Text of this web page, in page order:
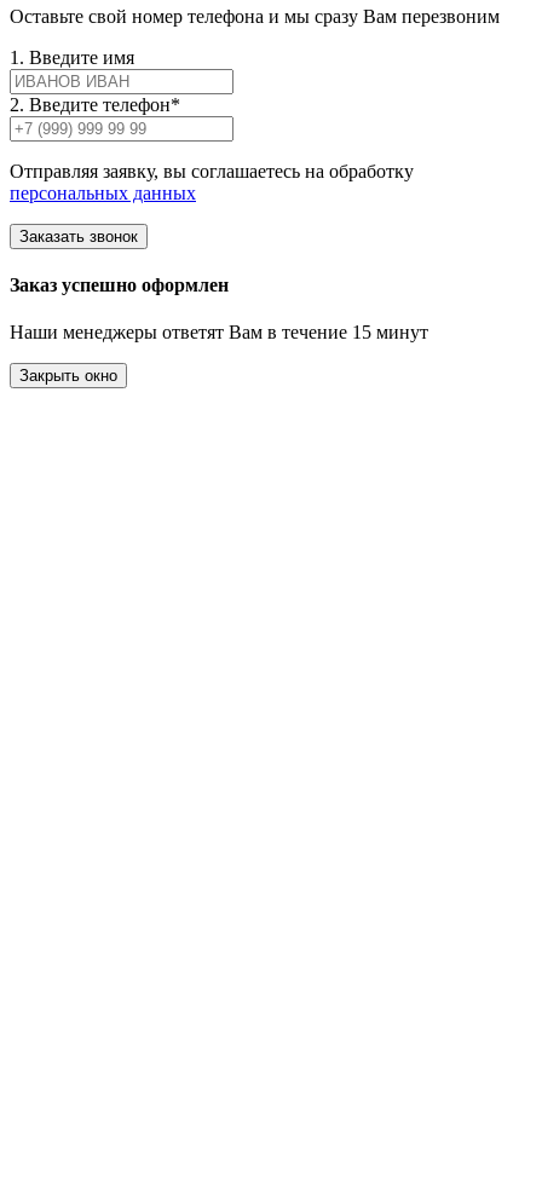
Оставьте свой номер телефона и мы сразу Вам перезвоним
1. Введите имя
2. Введите телефон*
Отправляя заявку, вы соглашаетесь на обработку
персональных данных
Заказать звонок
Заказ успешно оформлен
Наши менеджеры ответят Вам в течение 15 минут
Закрыть окно